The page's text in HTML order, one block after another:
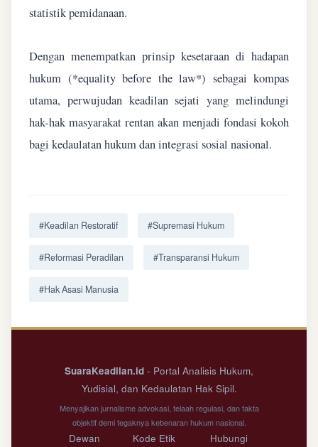
statistik pemidanaan.
Dengan menempatkan prinsip kesetaraan di hadapan
hukum (*equality before the law*) sebagai kompas
utama, perwujudan keadilan sejati yang melindungi
hak-hak masyarakat rentan akan menjadi fondasi kokoh
bagi kedaulatan hukum dan integrasi sosial nasional.
#Keadilan Restoratif #Supremasi Hukum
#Reformasi Peradilan #Transparansi Hukum
#Hak Asasi Manusia
SuaraKeadilan.id - Portal Analisis Hukum,
Yudisial, dan Kedaulatan Hak Sipil.
Menyajikan jurnalisme advokasi, telaah regulasi, dan fakta
objektif demi tegaknya kebenaran hukum nasional.
Dewan Kode Etik Hubungi